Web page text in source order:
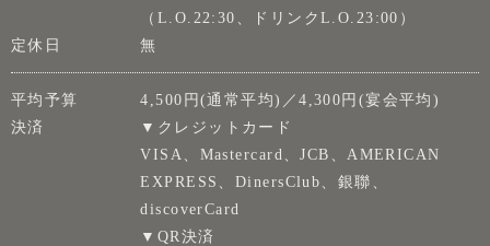
（L.O.22:30、ドリンクL.O.23:00）
定休日
無
平均予算
4,500円(通常平均)／4,300円(宴会平均)
決済
▼クレジットカード
VISA、Mastercard、JCB、AMERICAN
EXPRESS、DinersClub、銀聯、
discoverCard
▼QR決済